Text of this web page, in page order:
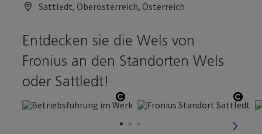
Sattledt, Oberösterreich, Österreich
Entdecken sie die Wels von
Fronius an den Standorten Wels
oder Sattledt!
Copyright öffnen